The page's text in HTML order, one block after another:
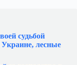
судьбой
лесные